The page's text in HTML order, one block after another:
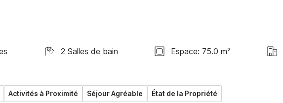
2 Salles de bain Espace: 75.0 m²
Activités à Proximité Séjour Agréable État de la Propriété